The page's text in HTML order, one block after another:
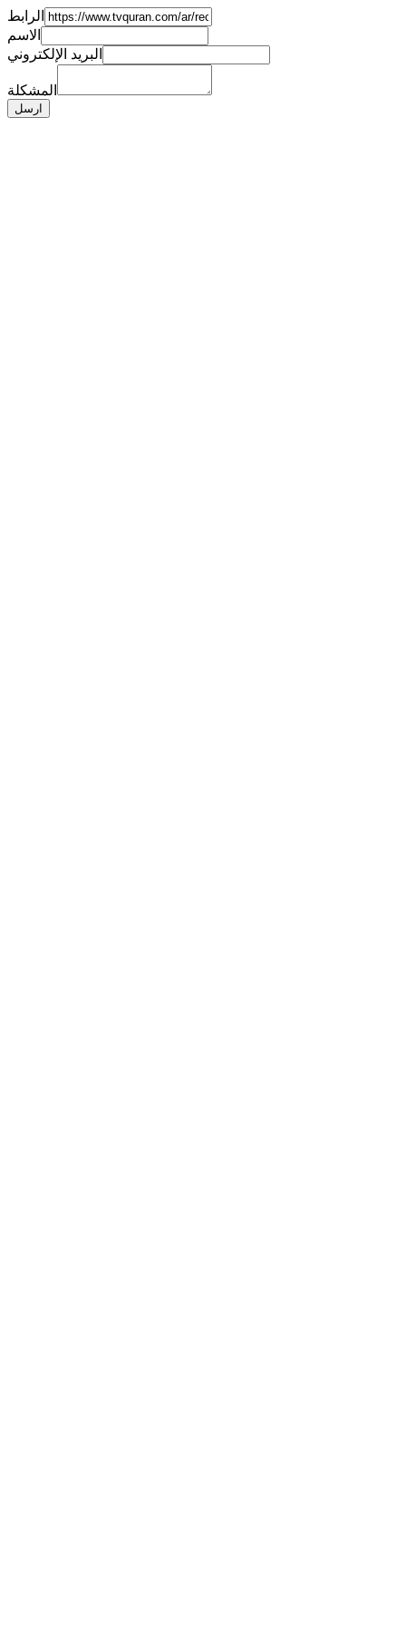
الرابط
الاسم
البريد الإلكتروني
المشكلة
ارسل